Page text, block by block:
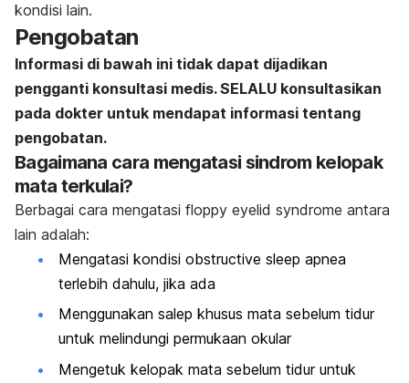
kondisi lain.
Pengobatan
Informasi di bawah ini tidak dapat dijadikan
pengganti konsultasi medis. SELALU konsultasikan
pada dokter untuk mendapat informasi tentang
pengobatan.
Bagaimana cara mengatasi sindrom kelopak
mata terkulai?
Berbagai cara mengatasi floppy eyelid syndrome antara
lain adalah:
Mengatasi kondisi obstructive sleep apnea
terlebih dahulu, jika ada
Menggunakan salep khusus mata sebelum tidur
untuk melindungi permukaan okular
Mengetuk kelopak mata sebelum tidur untuk